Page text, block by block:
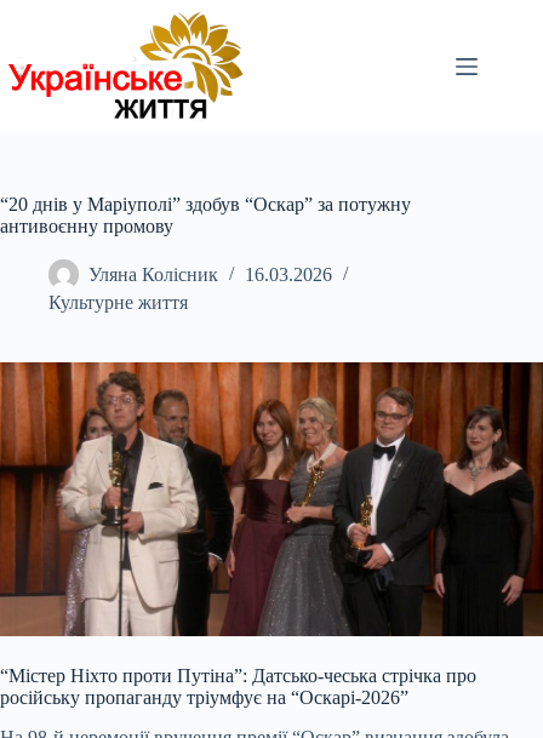
“20 днів у Маріуполі” здобув “Оскар” за потужну
антивоєнну промову
Уляна Колісник
16.03.2026
Культурне життя
“Містер Ніхто проти Путіна”: Датсько-чеська стрічка про
російську пропаганду тріумфує на “Оскарі-2026”